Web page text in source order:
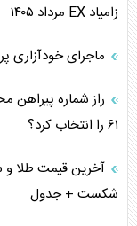
چرا کویت به دنبال
اعتراف غرب به
خطای راهبردی
زامیاد EX مرداد ۱۴۰۵
ماجرای خودآزاری
راز شماره پیراهن
۶۱ را انتخاب کرد؟
شکست + جدول